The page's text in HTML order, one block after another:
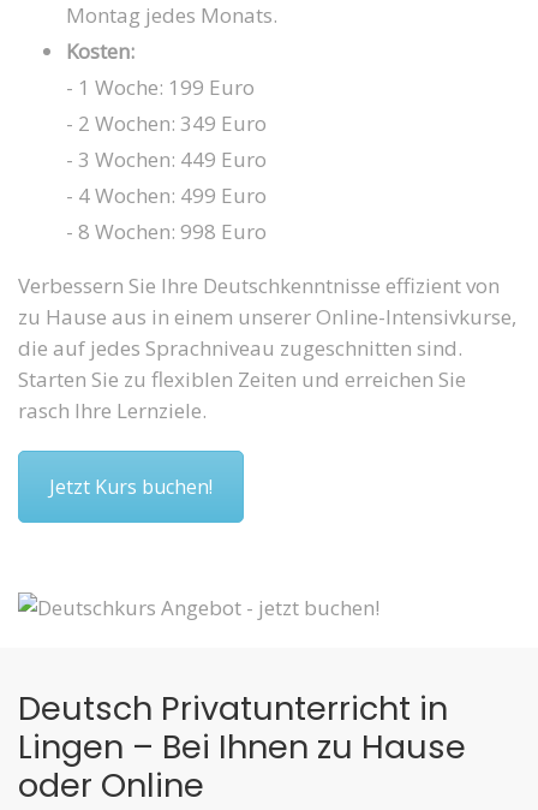
Montag jedes Monats.
Kosten:
- 1 Woche: 199 Euro
- 2 Wochen: 349 Euro
- 3 Wochen: 449 Euro
- 4 Wochen: 499 Euro
- 8 Wochen: 998 Euro
Verbessern Sie Ihre Deutschkenntnisse effizient von
zu Hause aus in einem unserer Online-Intensivkurse,
die auf jedes Sprachniveau zugeschnitten sind.
Starten Sie zu flexiblen Zeiten und erreichen Sie
rasch Ihre Lernziele.
Jetzt Kurs buchen!
Deutsch Privatunterricht in
Lingen – Bei Ihnen zu Hause
oder Online